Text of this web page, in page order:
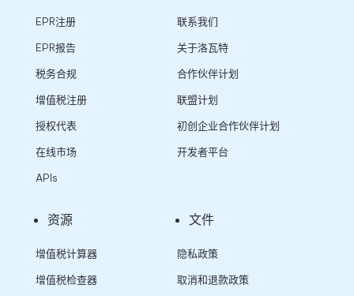
EPR注册
EPR报告
税务合规
增值税注册
授权代表
在线市场
APIs
联系我们
关于洛瓦特
合作伙伴计划
联盟计划
初创企业合作伙伴计划
开发者平台
资源
增值税计算器
增值税检查器
文件
隐私政策
取消和退款政策